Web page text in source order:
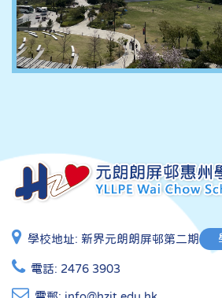
學校地址: 新界元朗朗屏邨第二期
電話: 2476 3903